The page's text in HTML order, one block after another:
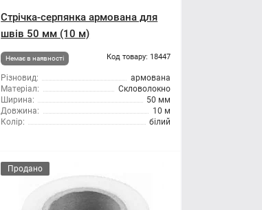
Стрічка-серпянка армована для
швів 50 мм (10 м)
Немає в наявності Код товару: 18447
Різновид:
армована
Матеріал:
Скловолокно
Ширина:
50 мм
Довжина:
10 м
Колір:
білий
Продано